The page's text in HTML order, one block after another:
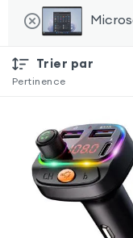
Trier par
Pertinence